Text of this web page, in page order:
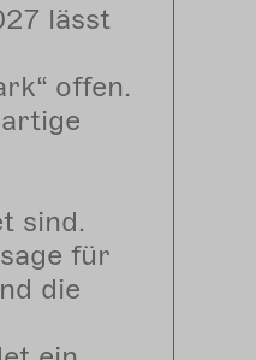
lässt
offen.
sind.
für
die